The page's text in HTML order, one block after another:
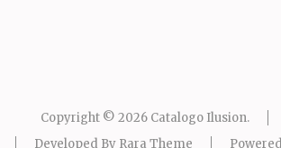
Copyright © 2026 Catalogo Ilusion.
Developed By Rara Theme